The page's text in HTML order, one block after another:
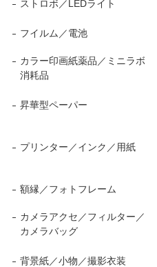
ストロボ／LEDライト
フイルム／電池
カラー印画紙薬品／ミニラボ
消耗品
昇華型ペーパー
プリンター／インク／用紙
額縁／フォトフレーム
カメラアクセ／フィルター／
カメラバッグ
背景紙／小物／撮影衣装